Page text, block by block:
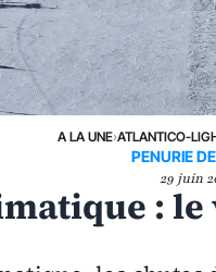
A LA UNE›ATLANTICO-
PENURIE
29 juin
: